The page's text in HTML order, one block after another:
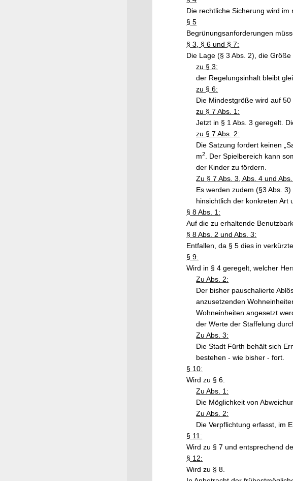
Die rechtliche Sicherung wird im
§ 5
Begrünungsanforderungen
§ 3, § 6 und § 7:
Die Lage (§ 3 Abs. 2), die
zu § 3:
der Regelungsinhalt bleibt
zu § 6:
Die Mindestgröße wird auf 50
zu § 7 Abs. 1:
Jetzt in § 1 Abs. 3 geregelt.
zu § 7 Abs. 2:
Die Satzung fordert keinen
m2
. Der Spielbereich kann
der Kinder zu fördern.
Zu § 7 Abs. 3, Abs. 4 und
Es werden zudem (§3 Abs.
hinsichtlich der konkreten Art
§ 8 Abs. 1:
Auf die zu erhaltende
§ 8 Abs. 2 und Abs. 3:
Entfallen, da § 5 dies in
§ 9:
Wird in § 4 geregelt, welcher
Zu Abs. 2:
Der bisher pauschalierte
anzusetzenden
Wohneinheiten angesetzt
der Werte der Staffelung
Zu Abs. 3:
Die Stadt Fürth behält sich
bestehen - wie bisher - fort.
§ 10:
Wird zu § 6.
Zu Abs. 1:
Die Möglichkeit von
Zu Abs. 2:
Die Verpflichtung erfasst, im
§ 11:
Wird zu § 7 und entsprechend
§ 12:
Wird zu § 8.